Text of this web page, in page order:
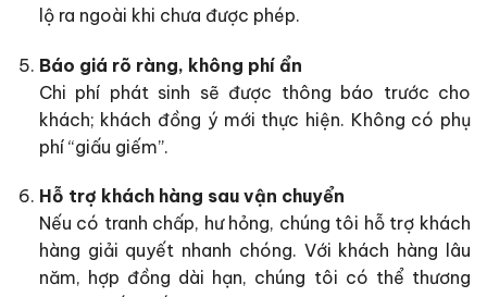
lộ ra ngoài khi chưa được phép.
Báo giá rõ ràng, không phí ẩn
Chi phí phát sinh sẽ được thông báo trước cho
khách; khách đồng ý mới thực hiện. Không có phụ
phí “giấu giếm”.
Hỗ trợ khách hàng sau vận chuyển
Nếu có tranh chấp, hư hỏng, chúng tôi hỗ trợ khách
hàng giải quyết nhanh chóng. Với khách hàng lâu
năm, hợp đồng dài hạn, chúng tôi có thể thương